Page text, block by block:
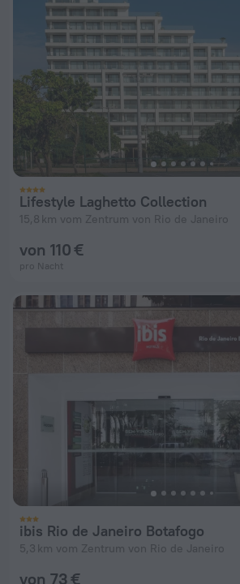
Lifestyle Laghetto Collection
15,8 km vom Zentrum von Rio de Janeiro
von 110 €
pro Nacht
ibis Rio de Janeiro Botafogo
5,3 km vom Zentrum von Rio de Janeiro
von 73 €